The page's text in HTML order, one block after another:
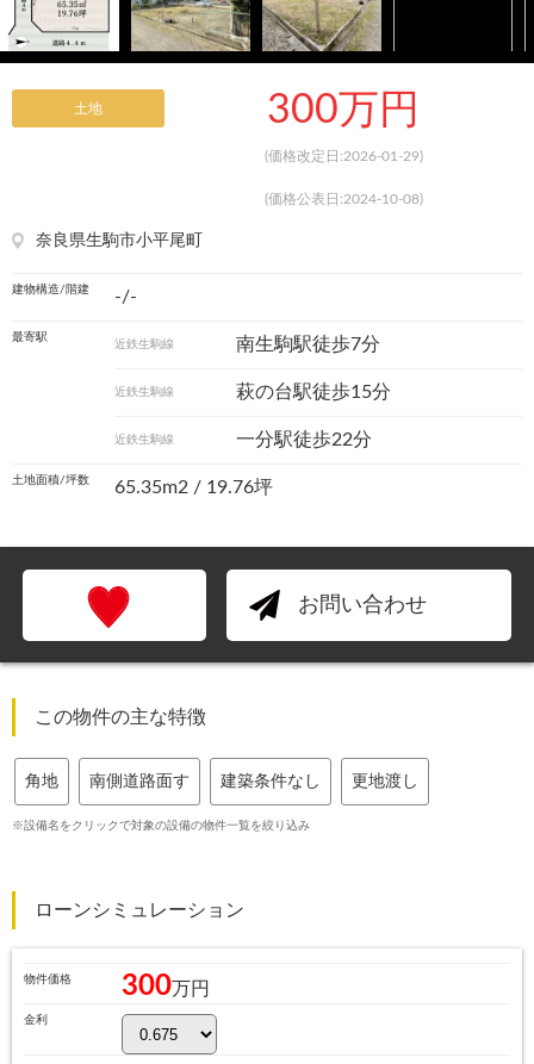
土地 300万円
(価格改定日:2026-01-29)
(価格公表日:2024-10-08)
奈良県生駒市小平尾町
建物構造/階建 -/-
最寄駅
近鉄生駒線 南生駒駅徒歩7分
近鉄生駒線 萩の台駅徒歩15分
近鉄生駒線 一分駅徒歩22分
土地面積/坪数 65.35m2 / 19.76坪
お問い合わせ
この物件の主な特徴
角地 南側道路面す 建築条件なし 更地渡し
※設備名をクリックで対象の設備の物件一覧を絞り込み
ローンシミュレーション
物件価格 300万円
金利